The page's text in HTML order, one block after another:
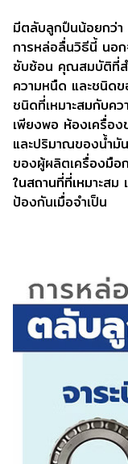
มีตลับลูกปืนน้อยกว่า
การหล่อลื่นวิธีนี้ นอก
ซับซ้อน คุณสมบัติที่ส
ความหนืด และชนิด
ชนิดที่เหมาะสมกับค
เพียงพอ ห้องเครื่อ
และปริมาณของน้ำมั
ของผู้ผลิตเครื่องมือ
ในสถานที่ที่เหมาะส
ป้องกันเมื่อจำเป็น